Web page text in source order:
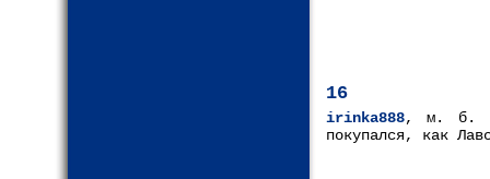
16
irinka888, м. б.
покупался, как